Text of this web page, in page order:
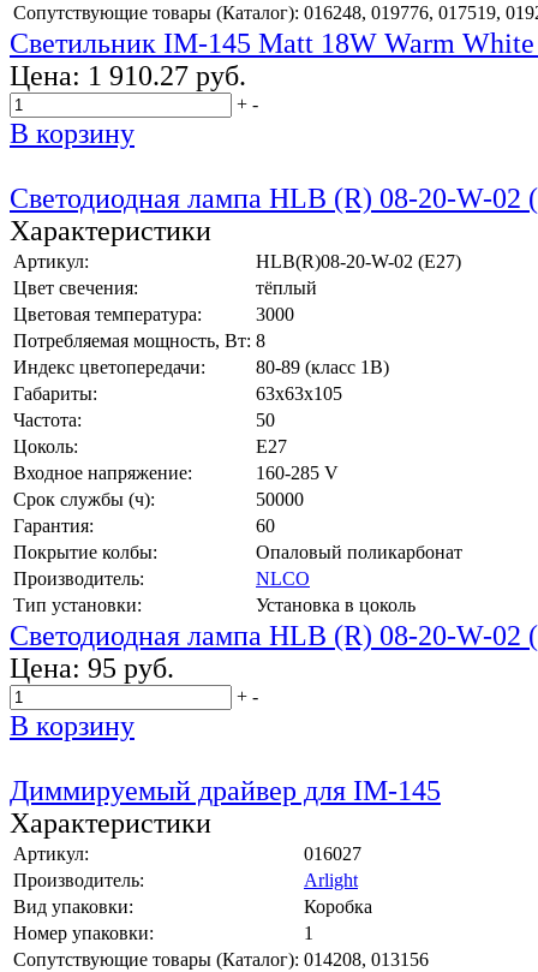
Сопутствующие товары (Каталог): 016248, 019776, 017519,
Светильник IM-145 Matt 18W Warm
Цена: 1 910.27 руб.
+ -
В корзину
Светодиодная лампа HLB (R) 08-20-W-02
Характеристики
Артикул:
HLB(R)08-20-W-02 (E27)
Цвет свечения:
тёплый
Цветовая температура:
3000
Потребляемая мощность, Вт: 8
Индекс цветопередачи:
80-89 (класс 1B)
Габариты:
63x63x105
Частота:
50
Цоколь:
E27
Входное напряжение:
160-285 V
Срок службы (ч):
50000
Гарантия:
60
Покрытие колбы:
Опаловый поликарбонат
Производитель:
NLCO
Тип установки:
Установка в цоколь
Светодиодная лампа HLB (R) 08-20-W-02
Цена: 95 руб.
+ -
В корзину
Диммируемый драйвер для IM-145
Характеристики
Артикул:
016027
Производитель:
Arlight
Вид упаковки:
Коробка
Номер упаковки:
1
Сопутствующие товары (Каталог): 014208, 013156